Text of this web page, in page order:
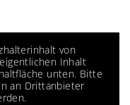
von
Inhalt
unten. Bitte
an Drittanbieter